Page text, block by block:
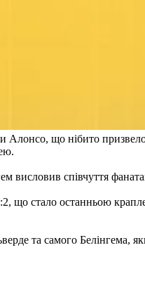
Алонсо, що нібито
співчуття
що стало останньою
та самого Белінгема,